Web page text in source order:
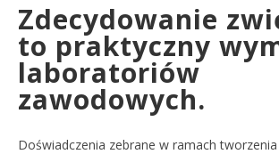
Zdecydowanie
to praktyczny
laboratoriów
zawodowych.
Doświadczenia zebrane w ramach